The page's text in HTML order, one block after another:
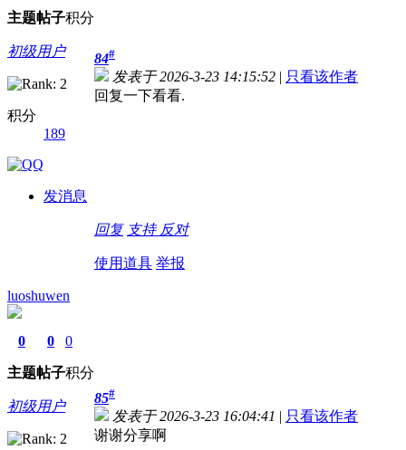
主题帖子积分
初级用户
积分
189
发消息
84#
发表于 2026-3-23 14:15:52 | 只看该作者
回复一下看看.
回复 支持 反对
使用道具 举报
luoshuwen
0
主题
0
帖子
0
积分
初级用户
85#
发表于 2026-3-23 16:04:41 | 只看该作者
谢谢分享啊